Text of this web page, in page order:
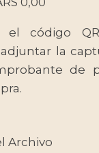
el código
adjuntar la
de
Archivo